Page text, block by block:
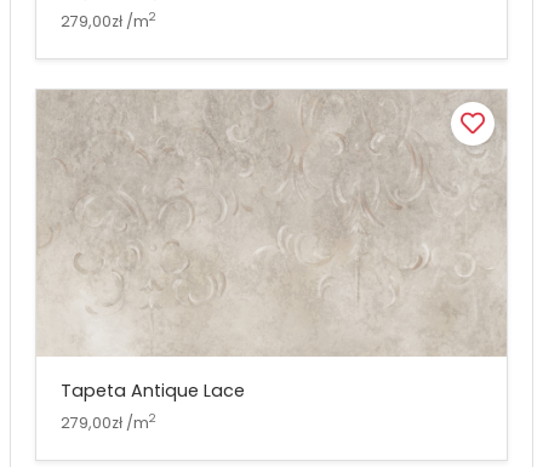
279,00zł /m2
Tapeta Antique Lace
279,00zł /m2